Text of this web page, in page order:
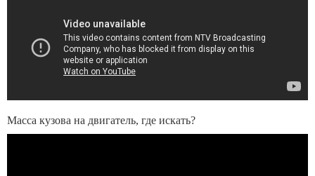
Масса кузова на двигатель, где искать?